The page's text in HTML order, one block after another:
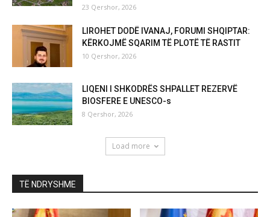
23 Qershor, 2026
LIROHET DODË IVANAJ, FORUMI SHQIPTAR:
KËRKOJMË SQARIM TË PLOTË TË RASTIT
10 Qershor, 2026
LIQENI I SHKODRËS SHPALLET REZERVË
BIOSFERE E UNESCO-s
8 Qershor, 2026
Load more
TË NDRYSHME